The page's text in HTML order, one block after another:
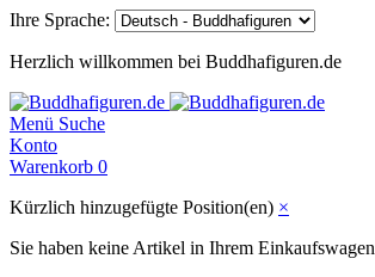
Ihre Sprache:
Herzlich willkommen bei Buddhafiguren.de
Menü Suche
Konto
Warenkorb 0
Kürzlich hinzugefügte Position(en) ×
Sie haben keine Artikel in Ihrem